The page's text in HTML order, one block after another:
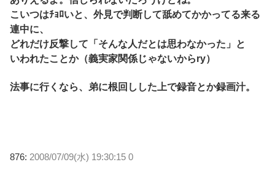
こいつはﾁｮﾛいと、外見で判断して舐めてかかってる来る
連中に、
どれだけ反撃して「そんな人だとは思わなかった」と
いわれたことか（義実家関係じゃないからry）
法事に行くなら、弟に根回しした上で録音とか録画汁。
876: 2008/07/09(水) 19:30:15 0